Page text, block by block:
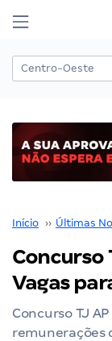
Início ›› Últimas
Concurso
Vagas
Concurso TJ
remunerações